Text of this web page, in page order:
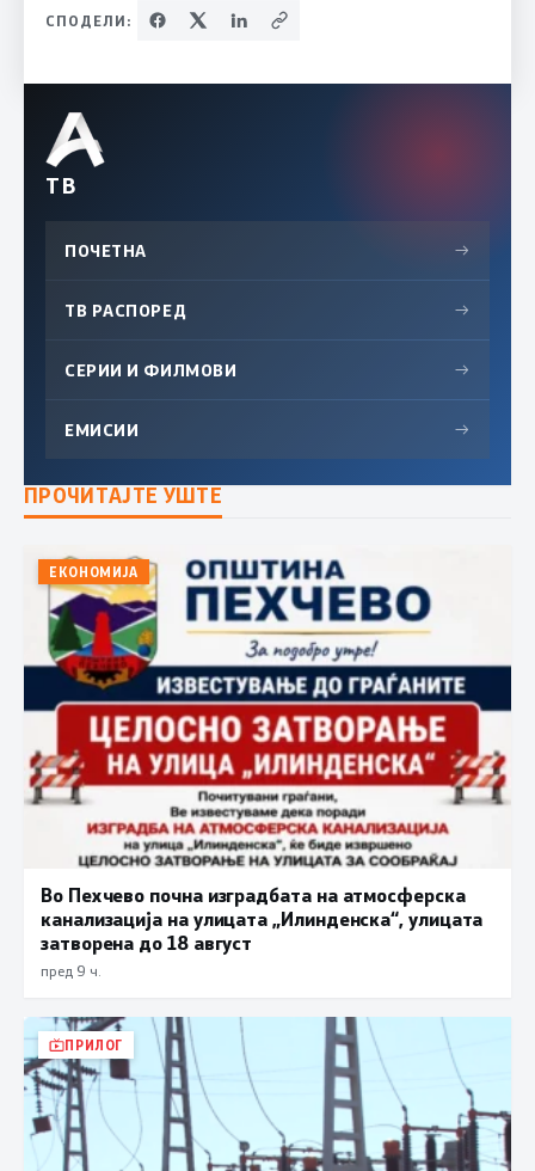
СПОДЕЛИ:
ТВ
ПОЧЕТНА →
ТВ РАСПОРЕД →
СЕРИИ И ФИЛМОВИ →
ЕМИСИИ →
ПРОЧИТАЈТЕ УШТЕ
ЕКОНОМИЈА
Во Пехчево почна изградбата на атмосферска
канализација на улицата „Илинденска“, улицата
затворена до 18 август
пред 9 ч.
ПРИЛОГ